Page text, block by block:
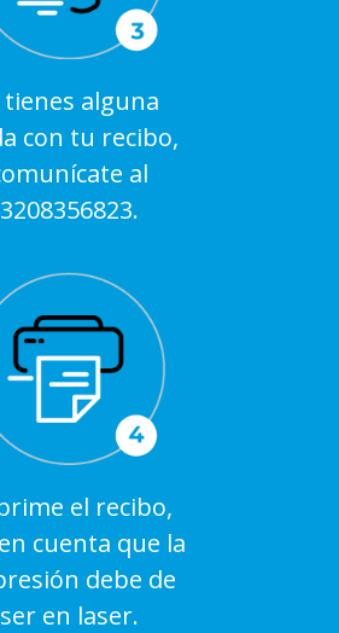
tienes alguna
con tu recibo,
al
3208356823.
el recibo,
cuenta que la
debe de
ser en laser.